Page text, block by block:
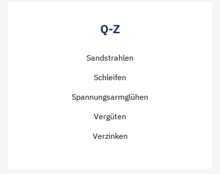
Q-Z
Sandstrahlen
Schleifen
Spannungsarmglühen
Vergüten
Verzinken